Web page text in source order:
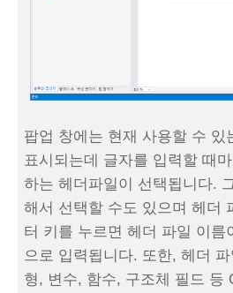
팝업 창에는 현재 사용할 수 있
표시되는데 글자를 입력할 때
하는 헤더파일이 선택됩니다.
해서 선택할 수도 있으며 헤더
터 키를 누르면 헤더 파일 이름
으로 입력됩니다. 또한, 헤더
형, 변수, 함수, 구조체 필드 등